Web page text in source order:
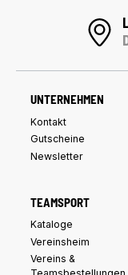
UNTERNEHMEN
Kontakt
Gutscheine
Newsletter
TEAMSPORT
Kataloge
Vereinsheim
Vereins &